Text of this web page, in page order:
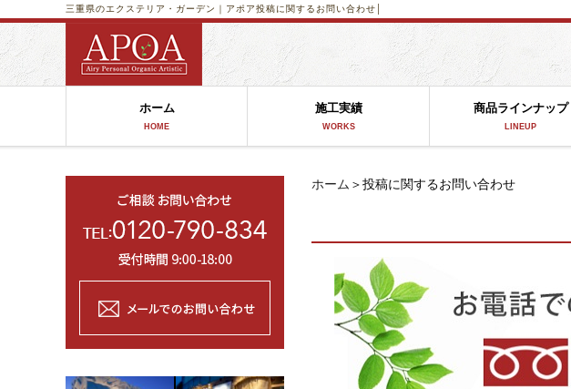
投稿に関するお問い合わせ│
三重県のエクステリア・ガーデン｜アポア
ホーム
HOME
施工実績
WORKS
商品ラインナップ
LINEUP
ホーム ＞投稿に関するお問い合わせ